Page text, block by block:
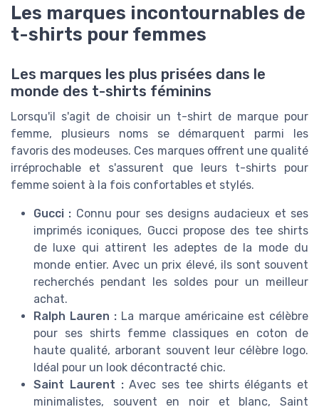
Les marques incontournables de
t-shirts pour femmes
Les marques les plus prisées dans le
monde des t-shirts féminins
Lorsqu'il s'agit de choisir un t-shirt de marque pour
femme, plusieurs noms se démarquent parmi les
favoris des modeuses. Ces marques offrent une qualité
irréprochable et s'assurent que leurs t-shirts pour
femme soient à la fois confortables et stylés.
Gucci : Connu pour ses designs audacieux et ses
imprimés iconiques, Gucci propose des tee shirts
de luxe qui attirent les adeptes de la mode du
monde entier. Avec un prix élevé, ils sont souvent
recherchés pendant les soldes pour un meilleur
achat.
Ralph Lauren : La marque américaine est célèbre
pour ses shirts femmeclassiques en coton de
haute qualité, arborant souvent leur célèbre logo.
Idéal pour un look décontracté chic.
Saint Laurent :Avec ses tee shirtsélégants et
minimalistes, souvent en noir et blanc, Saint